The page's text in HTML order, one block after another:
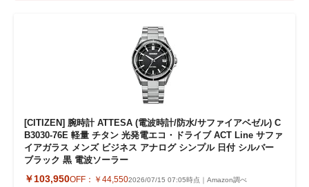
[CITIZEN] 腕時計 ATTESA (電波時計/防水/サファイアベゼル) C
B3030-76E 軽量 チタン 光発電エコ・ドライブ ACT Line サファ
イアガラス メンズ ビジネス アナログ シンプル 日付 シルバー
ブラック 黒 電波ソーラー
￥103,950OFF： ￥44,5502026/07/15 07:05時点｜Amazon調べ